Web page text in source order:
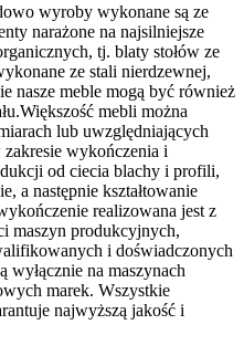
wyroby wykonane są ze
narażone na najsilniejsze
tj. blaty stołów ze
ze stali nierdzewnej,
nasze meble mogą być również
mebli można
lub uwzględniających
wykończenia i
od ciecia blachy i profili,
a następnie kształtowanie
realizowana jest z
maszyn produkcyjnych,
i doświadczonych
na maszynach
marek. Wszystkie
najwyższą jakość i